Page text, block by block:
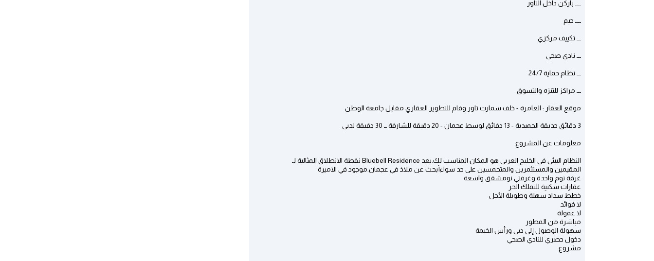
ــــ باركن داخل التاور
ــــ جيم
ـــ تكييف مركزي
ـــ نادي صحي
ـــ نظام حماية 24/7
ـــ مراكز للتنزه والتسوق
موقع العقار : العامرة - خلف سمارت تاور وفام للتطوير العقاري مقابل جامعة الوطن
3 دقائق حديقة الحميدية - 13 دقائق لوسط عجمان - 20 دقيقة للشارقة ــ 30 دقيقة لدبي
معلومات عن المشروع
النظام البيئي في الخليج العربي هو المكان المناسب لك.يعد Bluebell Residence نقطة الانطلاق المثالية لـ
المقيمين والمستثمرين والمتحمسين على حد سواءأبحث عن ملاذ في عجمان.موجود في الاميرة
غرفة نوم واحدة وغرفتي نومشقق واسعة
عقارات سكنية للتملك الحر
خطط سداد سهلة وطويلة الأجل
لا فوائد
لا عمولة
مباشرة من المطور
سهولة الوصول إلى دبي ورأس الخيمة
دخول حصري للنادي الصحي
مشروع